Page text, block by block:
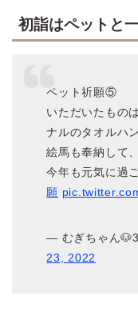
初詣はペットと
ペット祈願⑤
いただいたもの
ナルのタオルハ
絵馬も奉納して
今年も元気に過
願
— むぎちゃん
23, 2022